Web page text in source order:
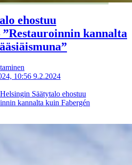
ehostuu
”Restauroinnin kannalta
10:56 9.2.2024
Säätytalo ehostuu
kannalta kuin Fabergén